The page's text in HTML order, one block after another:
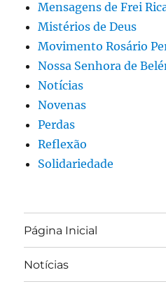
Mensagens de Frei
Mistérios de Deus
Movimento Rosário
Nossa Senhora de
Notícias
Novenas
Perdas
Reflexão
Solidariedade
Página Inicial
Notícias